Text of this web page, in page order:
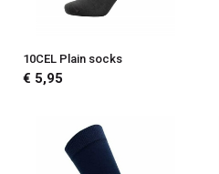
10CEL Plain socks
€ 5,95